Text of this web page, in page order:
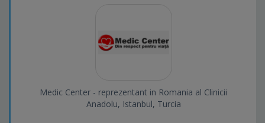
Medic Center - reprezentant in Romania al Clinicii
Anadolu, Istanbul, Turcia